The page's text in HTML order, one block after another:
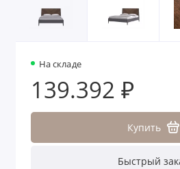
На складе
139.392 ₽
Купить
Быстрый